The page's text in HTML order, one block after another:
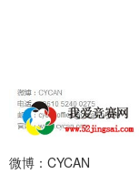
微博：CYCAN